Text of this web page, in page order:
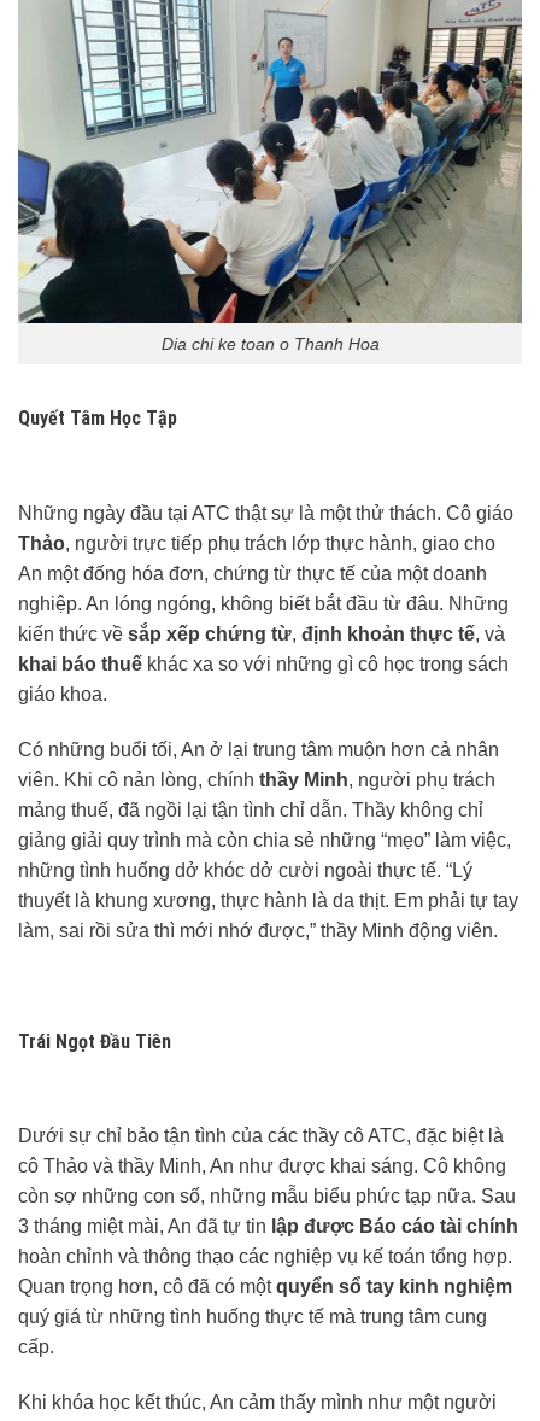
Dia chi ke toan o Thanh Hoa
Quyết Tâm Học Tập
Những ngày đầu tại ATC thật sự là một thử thách. Cô giáo
Thảo, người trực tiếp phụ trách lớp thực hành, giao cho
An một đống hóa đơn, chứng từ thực tế của một doanh
nghiệp. An lóng ngóng, không biết bắt đầu từ đâu. Những
kiến thức về sắp xếp chứng từ, định khoản thực tế, và
khai báo thuế khác xa so với những gì cô học trong sách
giáo khoa.
Có những buổi tối, An ở lại trung tâm muộn hơn cả nhân
viên. Khi cô nản lòng, chính thầy Minh, người phụ trách
mảng thuế, đã ngồi lại tận tình chỉ dẫn. Thầy không chỉ
giảng giải quy trình mà còn chia sẻ những “mẹo” làm việc,
những tình huống dở khóc dở cười ngoài thực tế. “Lý
thuyết là khung xương, thực hành là da thịt. Em phải tự tay
làm, sai rồi sửa thì mới nhớ được,” thầy Minh động viên.
Trái Ngọt Đầu Tiên
Dưới sự chỉ bảo tận tình của các thầy cô ATC, đặc biệt là
cô Thảo và thầy Minh, An như được khai sáng. Cô không
còn sợ những con số, những mẫu biểu phức tạp nữa. Sau
3 tháng miệt mài, An đã tự tin lập được Báo cáo tài chính
hoàn chỉnh và thông thạo các nghiệp vụ kế toán tổng hợp.
Quan trọng hơn, cô đã có mộtquyển sổ tay kinh nghiệm
quý giá từ những tình huống thực tế mà trung tâm cung
cấp.
Khi khóa học kết thúc, An cảm thấy mình như một người